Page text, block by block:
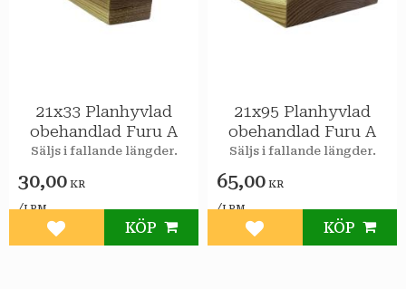
21x33 Planhyvlad
obehandlad Furu A
Säljs i fallande längder.
30,00 KR
/LPM
Lägg till i favoriter
KÖP
21x95 Planhyvlad
obehandlad Furu A
Säljs i fallande längder.
65,00 KR
/LPM
Lägg till i favoriter
KÖP